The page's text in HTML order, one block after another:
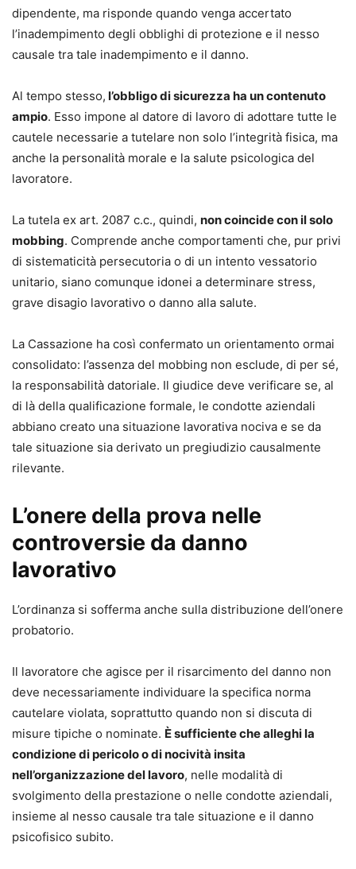
dipendente, ma risponde quando venga accertato
l’inadempimento degli obblighi di protezione e il nesso
causale tra tale inadempimento e il danno.
Al tempo stesso, l’obbligo di sicurezza ha un contenuto
ampio. Esso impone al datore di lavoro di adottare tutte le
cautele necessarie a tutelare non solo l’integrità fisica, ma
anche la personalità morale e la salute psicologica del
lavoratore.
La tutela ex art. 2087 c.c., quindi, non coincide con il solo
mobbing. Comprende anche comportamenti che, pur privi
di sistematicità persecutoria o di un intento vessatorio
unitario, siano comunque idonei a determinare stress,
grave disagio lavorativo o danno alla salute.
La Cassazione ha così confermato un orientamento ormai
consolidato: l’assenza del mobbing non esclude, di per sé,
la responsabilità datoriale. Il giudice deve verificare se, al
di là della qualificazione formale, le condotte aziendali
abbiano creato una situazione lavorativa nociva e se da
tale situazione sia derivato un pregiudizio causalmente
rilevante.
L’onere della prova nelle
controversie da danno
lavorativo
L’ordinanza si sofferma anche sulla distribuzione dell’onere
probatorio.
Il lavoratore che agisce per il risarcimento del danno non
deve necessariamente individuare la specifica norma
cautelare violata, soprattutto quando non si discuta di
misure tipiche o nominate. È sufficiente che alleghi la
condizione di pericolo o di nocività insita
nell’organizzazione del lavoro, nelle modalità di
svolgimento della prestazione o nelle condotte aziendali,
insieme al nesso causale tra tale situazione e il danno
psicofisico subito.